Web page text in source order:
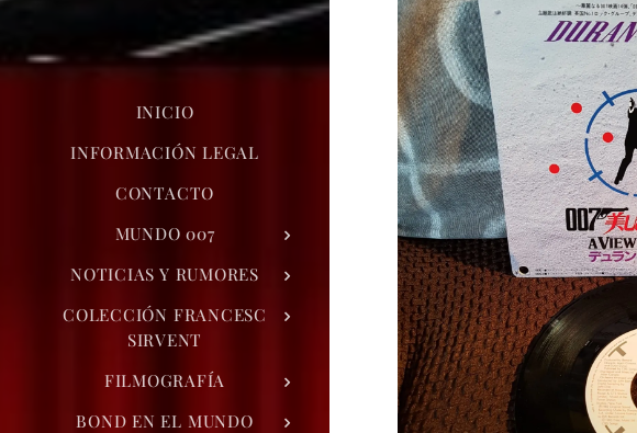
INICIO
INFORMACIÓN LEGAL
CONTACTO
MUNDO 007
NOTICIAS Y RUMORES
COLECCIÓN FRANCESC
SIRVENT
FILMOGRAFÍA
BOND EN EL MUNDO